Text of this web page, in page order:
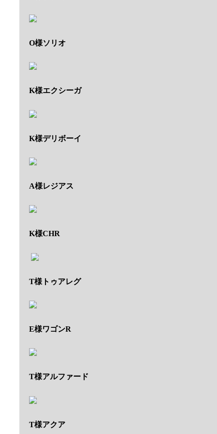
O様ソリオ
K様エクシーガ
K様デリボーイ
A様レジアス
K様CHR
T様トゥアレグ
E様ワゴンR
T様アルファード
T様アクア